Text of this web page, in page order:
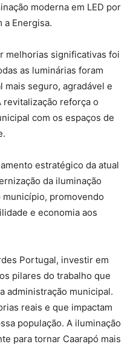
moderna em LED por
a Energisa.
melhorias significativas foi
as luminárias foram
mais seguro, agradável e
reforça o
com os espaços de
estratégico da atual
da iluminação
promovendo
e economia aos
Portugal, investir em
pilares do trabalho que
administração municipal.
reais e que impactam
população. A iluminação
para tornar Caarapó mais